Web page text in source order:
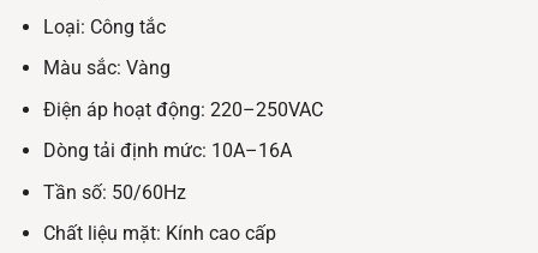
Loại: Công tắc
Màu sắc: Vàng
Điện áp hoạt động: 220–250VAC
Dòng tải định mức: 10A–16A
Tần số: 50/60Hz
Chất liệu mặt: Kính cao cấp